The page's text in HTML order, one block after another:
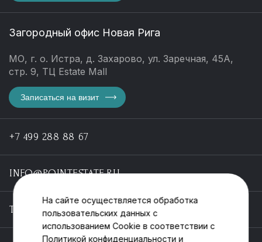
Загородный офис Новая Рига
МО, г. о. Истра, д. Захарово, ул. Заречная, 45А,
стр. 9, ТЦ Estate Mall
Записаться на визит
+7 499 288 88 67
INFO@POINTESTATE.RU
TELEGRAM
На сайте осуществляется обработка
пользовательских данных с
использованием Cookie в соответствии с
Политикой конфиденциальности и